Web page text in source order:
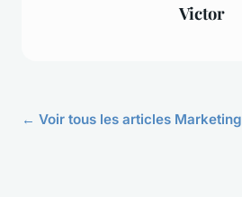
Victor
← Voir tous les articles Marketing